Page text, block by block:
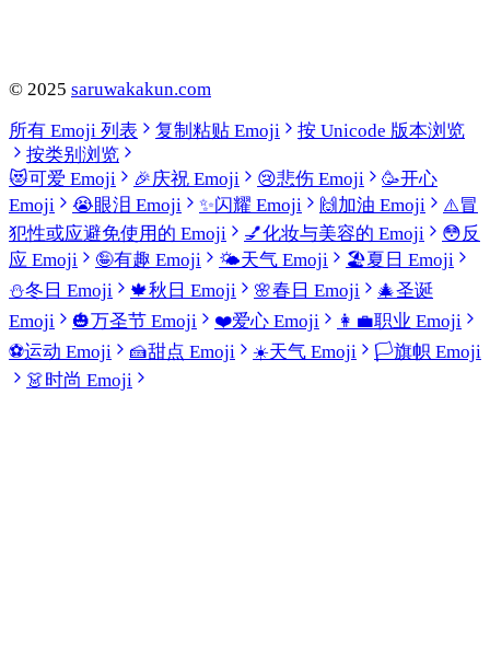
© 2025 saruwakakun.com
所有 Emoji 列表
复制粘贴 Emoji
按 Unicode 版本浏览
按类别浏览
😻可爱 Emoji 🎉庆祝 Emoji 😢悲伤 Emoji 🥳开心
Emoji
😭眼泪 Emoji ✨闪耀 Emoji 🙌加油 Emoji ⚠️冒
犯性或应避免使用的 Emoji
💅化妆与美容的 Emoji 😳反
应 Emoji
🤪有趣 Emoji 🌤️天气 Emoji 🏖️夏日 Emoji
⛄冬日 Emoji 🍁秋日 Emoji 🌸春日 Emoji 🎄圣诞
Emoji
🎃万圣节 Emoji ❤️爱心 Emoji 👩‍💼职业 Emoji
⚽运动 Emoji 🍰甜点 Emoji ☀️天气 Emoji 🏳️旗帜 Emoji
👗时尚 Emoji